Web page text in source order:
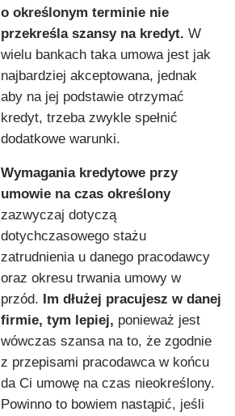
o określonym terminie nie
przekreśla szansy na kredyt. W
wielu bankach taka umowa jest jak
najbardziej akceptowana, jednak
aby na jej podstawie otrzymać
kredyt, trzeba zwykle spełnić
dodatkowe warunki.
Wymagania kredytowe przy
umowie na czas określony
zazwyczaj dotyczą
dotychczasowego stażu
zatrudnienia u danego pracodawcy
oraz okresu trwania umowy w
przód. Im dłużej pracujesz w danej
firmie, tym lepiej, ponieważ jest
wówczas szansa na to, że zgodnie
z przepisami pracodawca w końcu
da Ci umowę na czas nieokreślony.
Powinno to bowiem nastąpić, jeśli